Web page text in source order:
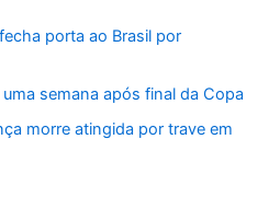
porta ao Brasil por
semana após final da Copa
morre atingida por trave em